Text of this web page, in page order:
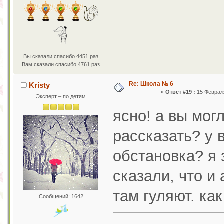
Вы сказали спасибо 4451 раз
Вам сказали спасибо 4761 раз
Kristy
Эксперт – по детям
Сообщений: 1642
Re: Школа № 6
« Ответ #19 : 15
ясно! а вы
рассказать?
обстановка?
сказали, что
там гуляют.